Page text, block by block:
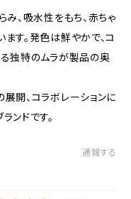
、吸水性をもち、赤ちゃ
す。発色は鮮やかで、コ
独特のムラが製品の奥
開、コラボレーションに
ンドです。
通報する